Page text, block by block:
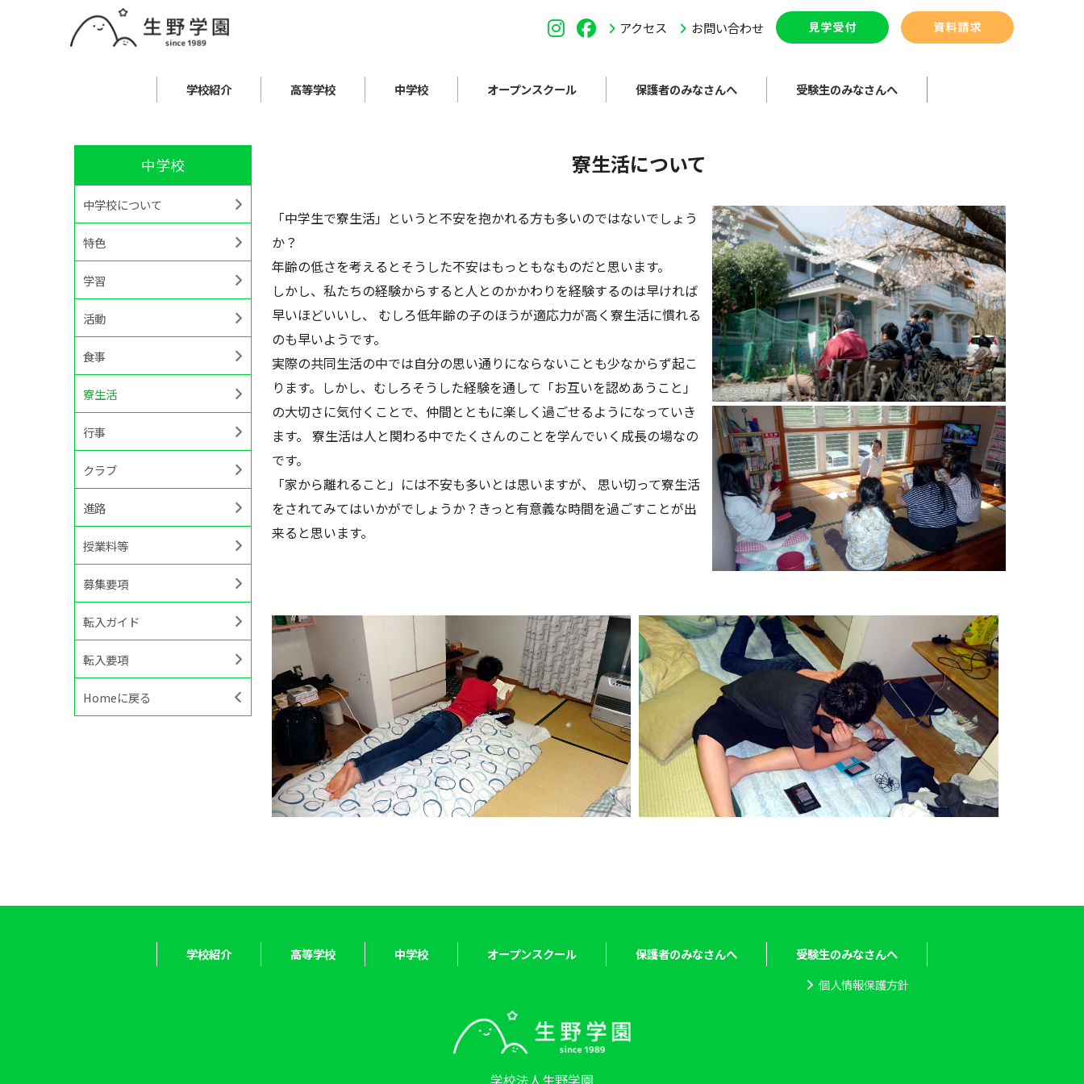
アクセス お問い合わせ
学校紹介 高等学校 中学校 オープンスクール 保護者のみなさんへ 受験生のみなさんへ
中学校
中学校について
特色
学習
活動
食事
寮生活
行事
クラブ
進路
授業料等
募集要項
転入ガイド
転入要項
Homeに戻る
寮生活について
「中学生で寮生活」というと不安を抱かれる方も多いのではないでしょう
か？
年齢の低さを考えるとそうした不安はもっともなものだと思います。
しかし、私たちの経験からすると人とのかかわりを経験するのは早ければ
早いほどいいし、 むしろ低年齢の子のほうが適応力が高く寮生活に慣れる
のも早いようです。
実際の共同生活の中では自分の思い通りにならないことも少なからず起こ
ります。しかし、むしろそうした経験を通して「お互いを認めあうこと」
の大切さに気付くことで、仲間とともに楽しく過ごせるようになっていき
ます。 寮生活は人と関わる中でたくさんのことを学んでいく成長の場なの
です。
「家から離れること」には不安も多いとは思いますが、 思い切って寮生活
をされてみてはいかがでしょうか？きっと有意義な時間を過ごすことが出
来ると思います。
学校紹介 高等学校 中学校 オープンスクール 保護者のみなさんへ
受験生のみなさんへ
個人情報保護方針